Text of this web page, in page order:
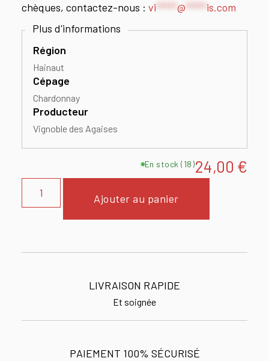
chèques, contactez-nous : vi*****@*****is.com
Région
Hainaut
Cépage
Chardonnay
Producteur
Vignoble des Agaises
24,00 €
En stock (18)
Ajouter au panier
LIVRAISON RAPIDE
Et soignée
PAIEMENT 100% SÉCURISÉ